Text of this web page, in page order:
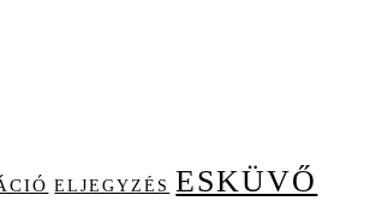
ELJEGYZÉS ESKÜVŐ